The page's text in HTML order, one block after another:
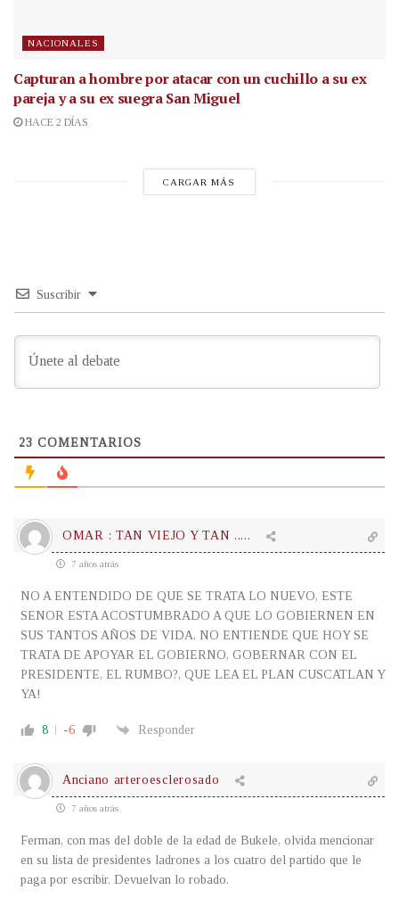
NACIONALES
Capturan a hombre por atacar con un cuchillo a su ex
pareja y a su ex suegra San Miguel
HACE 2 DÍAS
CARGAR MÁS
Suscribir
23 COMENTARIOS
OMAR : TAN VIEJO Y TAN .....
7 años atrás
NO A ENTENDIDO DE QUE SE TRATA LO NUEVO, ESTE
SENOR ESTA ACOSTUMBRADO A QUE LO GOBIERNEN EN
SUS TANTOS AÑOS DE VIDA, NO ENTIENDE QUE HOY SE
TRATA DE APOYAR EL GOBIERNO, GOBERNAR CON EL
PRESIDENTE, EL RUMBO?, QUE LEA EL PLAN CUSCATLAN Y
YA!
8 -6 Responder
Anciano arteroesclerosado
7 años atrás
Ferman, con mas del doble de la edad de Bukele, olvida mencionar
en su lista de presidentes ladrones a los cuatro del partido que le
paga por escribir. Devuelvan lo robado.